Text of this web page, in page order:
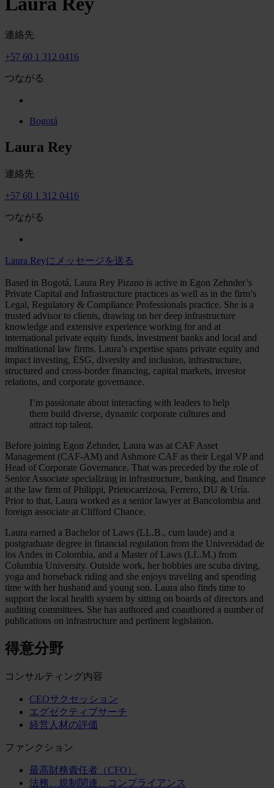
連絡先
+57 60 1 312 0416
つながる
Bogotá
Laura Rey
連絡先
+57 60 1 312 0416
つながる
Laura Reyにメッセージを送る
Based in Bogotá, Laura Rey Pizano is active in Egon Zehnder’s
Private Capital and Infrastructure practices as well as in the firm’s
Legal, Regulatory & Compliance Professionals practice. She is a
trusted advisor to clients, drawing on her deep infrastructure
knowledge and extensive experience working for and at
international private equity funds, investment banks and local and
multinational law firms. Laura’s expertise spans private equity and
impact investing, ESG, diversity and inclusion, infrastructure,
structured and cross-border financing, capital markets, investor
relations, and corporate governance.
I’m passionate about interacting with leaders to help
them build diverse, dynamic corporate cultures and
attract top talent.
Before joining Egon Zehnder, Laura was at CAF Asset
Management (CAF-AM) and Ashmore CAF as their Legal VP and
Head of Corporate Governance. That was preceded by the role of
Senior Associate specializing in infrastructure, banking, and finance
at the law firm of Philippi, Prietocarrizosa, Ferrero, DU & Uría.
Prior to that, Laura worked as a senior lawyer at Bancolombia and
foreign associate at Clifford Chance.
Laura earned a Bachelor of Laws (LL.B., cum laude) and a
postgraduate degree in financial regulation from the Universidad de
los Andes in Colombia, and a Master of Laws (LL.M.) from
Columbia University. Outside work, her hobbies are scuba diving,
yoga and horseback riding and she enjoys traveling and spending
time with her husband and young son. Laura also finds time to
support the local health system by sitting on boards of directors and
auditing committees. She has authored and coauthored a number of
publications on infrastructure and pertinent legislation.
得意分野
コンサルティング内容
CEOサクセッション
エグゼクティブサーチ
経営人材の評価
ファンクション
最高財務責任者（CFO）
法務、規制関連、コンプライアンス